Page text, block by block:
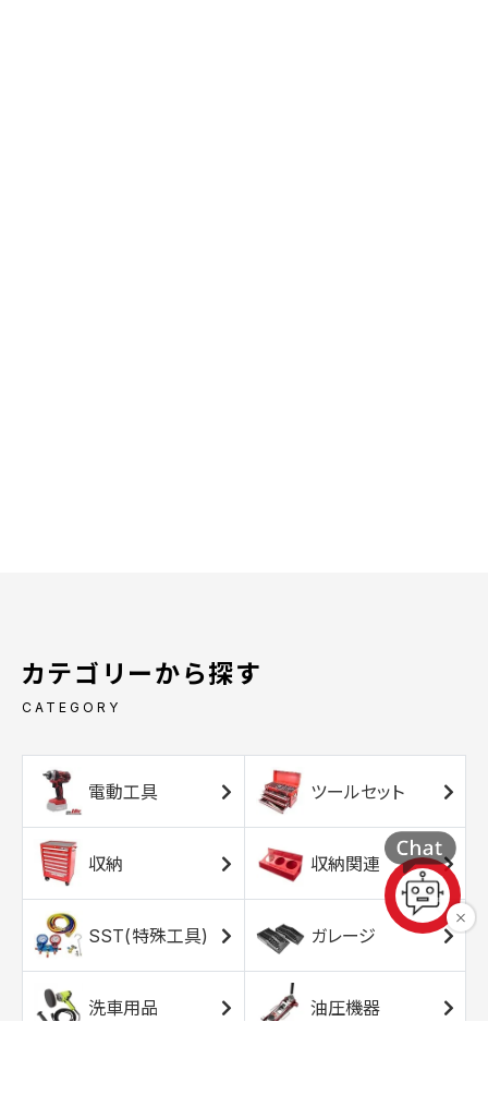
カテゴリーから探す
CATEGORY
電動工具 ツールセット
収納 収納関連
SST(特殊工具) ガレージ
洗車用品 油圧機器